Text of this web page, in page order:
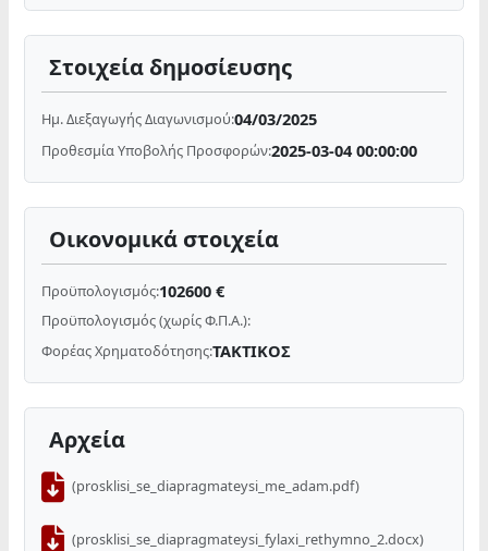
Στοιχεία δημοσίευσης
Ημ. Διεξαγωγής Διαγωνισμού:04/03/2025
Προθεσμία Υποβολής Προσφορών:2025-03-04 00:00:00
Οικονομικά στοιχεία
Προϋπολογισμός:102600 €
Προϋπολογισμός (χωρίς Φ.Π.Α.):
Φορέας Χρηματοδότησης:ΤΑΚΤΙΚΟΣ
Αρχεία
(prosklisi_se_diapragmateysi_me_adam.pdf)
(prosklisi_se_diapragmateysi_fylaxi_rethymno_2.docx)